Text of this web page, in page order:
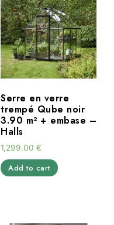
Serre en verre
trempé Qube noir
3.90 m² + embase –
Halls
1,299.00 €
Add to cart